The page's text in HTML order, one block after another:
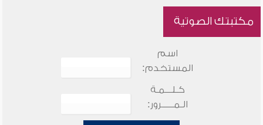
مكتبتك الصوتية
اسم
المستخدم:
كـلـــمـة
الـمـــــرور: